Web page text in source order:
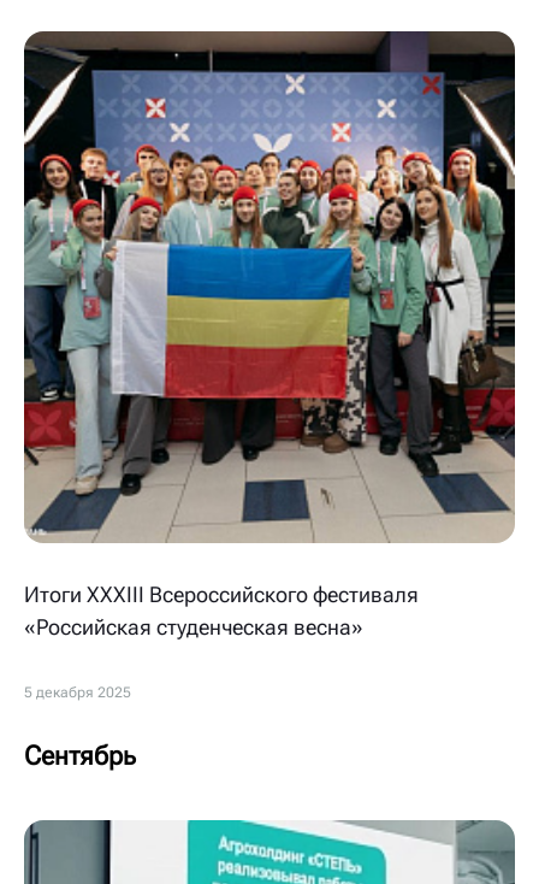
Итоги XXXIII Всероссийского фестиваля
«Российская студенческая весна»
5 декабря 2025
Сентябрь